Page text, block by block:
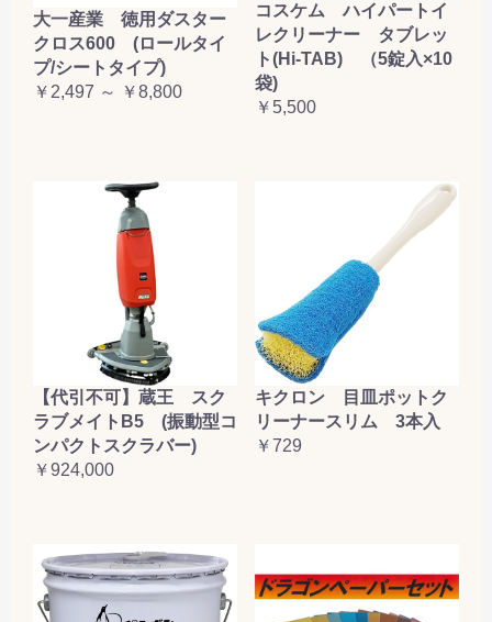
大一産業 徳用ダスター
クロス600 (ロールタイ
プ/シートタイプ)
￥2,497 ～ ￥8,800
コスケム ハイパートイ
レクリーナー タブレッ
ト(Hi-TAB) （5錠入×10
袋)
￥5,500
【代引不可】蔵王 スク
ラブメイトB5 (振動型コ
ンパクトスクラバー)
￥924,000
キクロン 目皿ポットク
リーナースリム 3本入
￥729